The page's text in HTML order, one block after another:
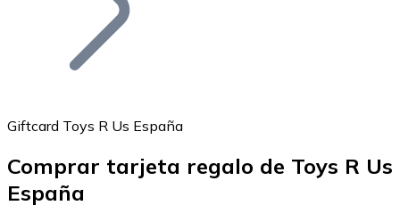
Bitcoin
Giftcard Toys R Us España
Comprar tarjeta regalo de Toys R Us
España